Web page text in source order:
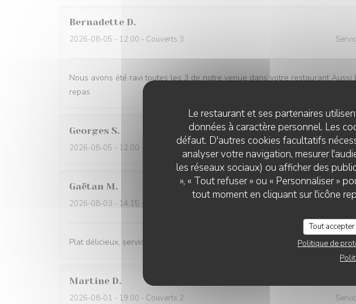
Le restaurant et ses partenaires
données à caractère personnel. Les
défaut. D'autres cookies facultatifs
analyser votre navigation, mesurer
les réseaux sociaux) ou afficher des
», « Tout refuser » ou « Personnaliser »
tout moment en cliquant sur l'icône
Tout accepter
Politique de
Bernadette D
2026-08-05 - 12:00 - Couverts 3
Nous avons été ravi toutes les 3 de notre venue dans votre restaurant
repas
Georges S
2026-08-05 - 12:00 - Couverts 2 Service
Gaëtan M
2026-08-03 - 14:15 - Couverts 2
Plat délicieux, service au top !
Martine D
2026-08-01 - 19:00 - Couverts 2